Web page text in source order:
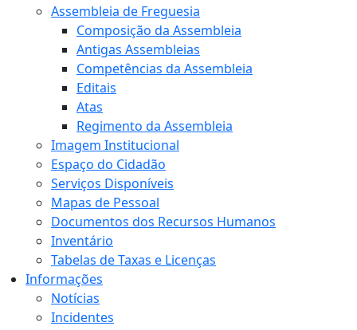
Assembleia de Freguesia
Composição da Assembleia
Antigas Assembleias
Competências da Assembleia
Editais
Atas
Regimento da Assembleia
Imagem Institucional
Espaço do Cidadão
Serviços Disponíveis
Mapas de Pessoal
Documentos dos Recursos Humanos
Inventário
Tabelas de Taxas e Licenças
Informações
Notícias
Incidentes